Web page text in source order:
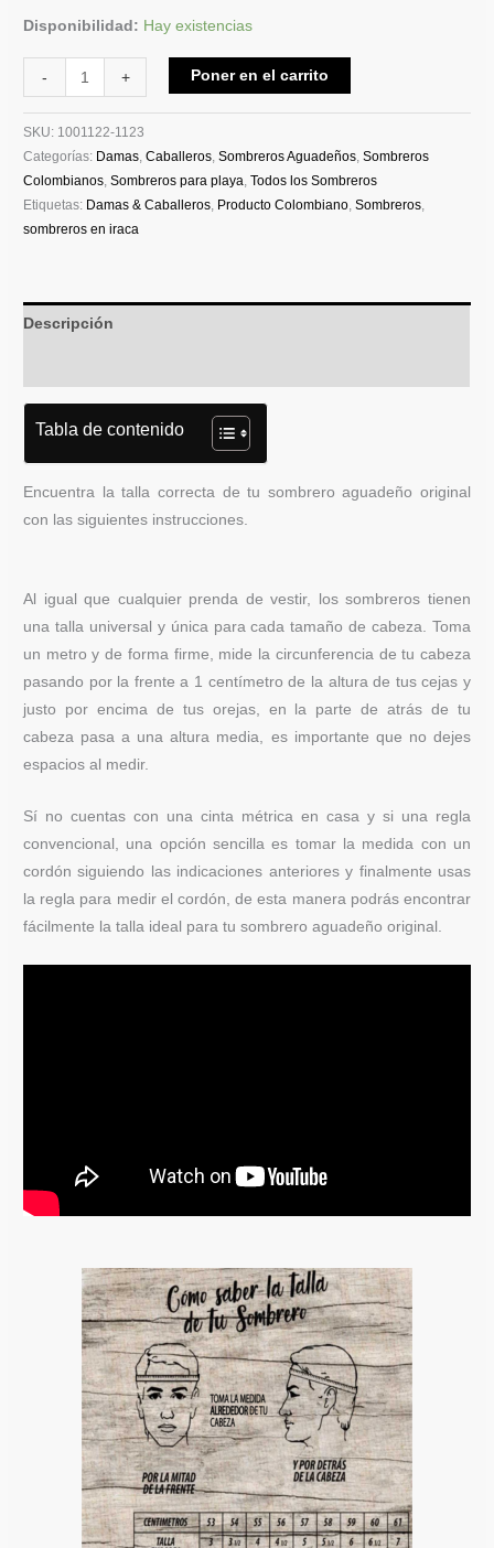
Disponibilidad: Hay existencias
- + Poner en el carrito
SKU: 1001122-1123
Categorías: Damas,Caballeros,Sombreros Aguadeños,Sombreros
Colombianos,Sombreros para playa,Todos los Sombreros
Etiquetas: Damas & Caballeros, Producto Colombiano,Sombreros,
sombreros en iraca
Descripción
Tabla de contenido
Encuentra la talla correcta de tu sombrero aguadeño original
con las siguientes instrucciones.
Al igual que cualquier prenda de vestir, los sombreros tienen
una talla universal y única para cada tamaño de cabeza. Toma
un metro y de forma firme, mide la circunferencia de tu cabeza
pasando por la frente a 1 centímetro de la altura de tus cejas y
justo por encima de tus orejas, en la parte de atrás de tu
cabeza pasa a una altura media, es importante que no dejes
espacios al medir.
Sí no cuentas con una cinta métrica en casa y si una regla
convencional, una opción sencilla es tomar la medida con un
cordón siguiendo las indicaciones anteriores y finalmente usas
la regla para medir el cordón, de esta manera podrás encontrar
fácilmente la talla ideal para tu sombrero aguadeño original.